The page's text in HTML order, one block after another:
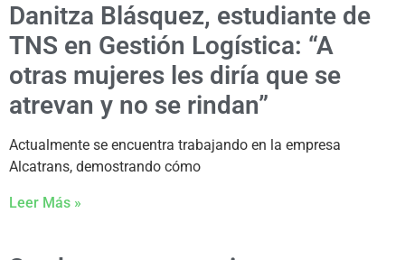
Danitza Blásquez, estudiante de
TNS en Gestión Logística: “A
otras mujeres les diría que se
atrevan y no se rindan”
Actualmente se encuentra trabajando en la empresa
Alcatrans, demostrando cómo
Leer Más »